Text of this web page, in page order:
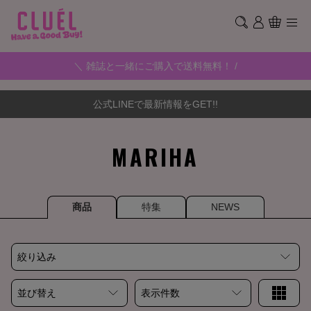
＼ 雑誌と一緒にご購入で送料無料！ /
公式LINEで最新情報をGET!!
MARIHA
商品 特集 NEWS
絞り込み
並び替え 表示件数